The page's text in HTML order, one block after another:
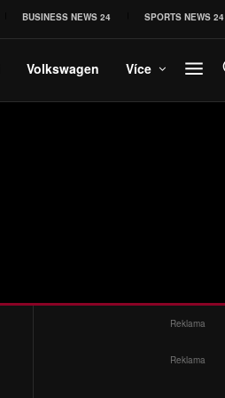
BUSINESS NEWS 24 SPORTS NEWS 24
Volkswagen Více
Reklama
Reklama